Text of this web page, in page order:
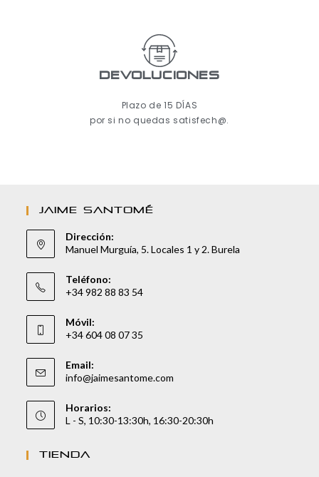
Devoluciones
Plazo de 15 DÍAS
por si no quedas satisfech@.
JAIME SANTOMÉ
Dirección:
Manuel Murguía, 5. Locales 1 y 2. Burela
Teléfono:
+34 982 88 83 54
Móvil:
+34 604 08 07 35
Email:
info@jaimesantome.com
Horarios:
L - S, 10:30-13:30h, 16:30-20:30h
TIENDA